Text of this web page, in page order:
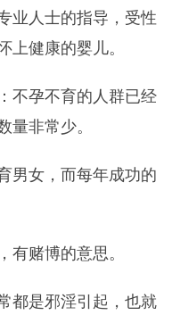
业人士的指导，受性
上健康的婴儿。
不孕不育的人群已经
量非常少。
男女，而每年成功的
有赌博的意思。
都是邪淫引起，也就